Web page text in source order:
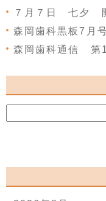
７月７日 七夕
森岡歯科黒板7月
森岡歯科通信 第